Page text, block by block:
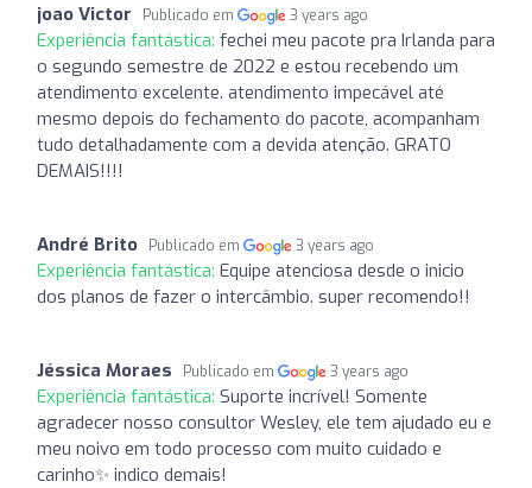
joao Victor Publicado em 3 years ago
Experiência fantástica: fechei meu pacote pra Irlanda para
o segundo semestre de 2022 e estou recebendo um
atendimento excelente. atendimento impecável até
mesmo depois do fechamento do pacote, acompanham
tudo detalhadamente com a devida atenção. GRATO
DEMAIS!!!!
André Brito Publicado em 3 years ago
Experiência fantástica: Equipe atenciosa desde o inicio
dos planos de fazer o intercâmbio. super recomendo!!
Jéssica Moraes Publicado em 3 years ago
Experiência fantástica: Suporte incrível! Somente
agradecer nosso consultor Wesley, ele tem ajudado eu e
meu noivo em todo processo com muito cuidado e
carinho✨ indico demais!